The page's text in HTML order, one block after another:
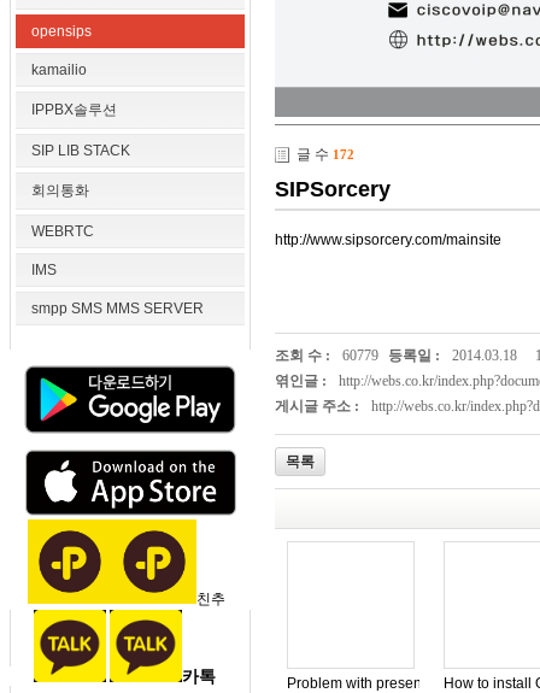
opensips
kamailio
IPPBX솔루션
SIP LIB STACK
회의통화
WEBRTC
IMS
smpp SMS MMS SERVER
친추
카톡
글 수 172
SIPSorcery
http://www.sipsorcery.com/mainsite
조회 수 : 60779 등록일 : 2014.03.18
엮인글 :
http://webs.co.kr/
게시글 주소 :
http://webs.co.kr/
목록
Problem with presence_xml module
How to install